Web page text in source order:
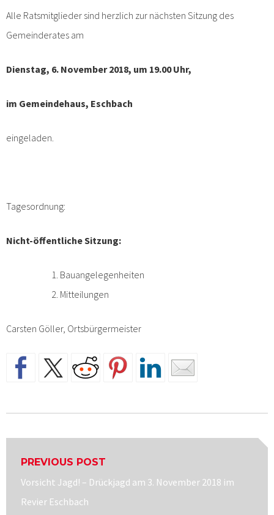
Alle Ratsmitglieder sind herzlich zur nächsten Sitzung des
Gemeinderates am
Dienstag, 6. November 2018, um 19.00 Uhr,
im Gemeindehaus, Eschbach
eingeladen.
Tagesordnung:
Nicht-öffentliche Sitzung:
Bauangelegenheiten
Mitteilungen
Carsten Göller, Ortsbürgermeister
PREVIOUS POST
Previous
post:
Vorsicht Jagd! – Drückjagd am 3. November 2018 im
Revier Eschbach